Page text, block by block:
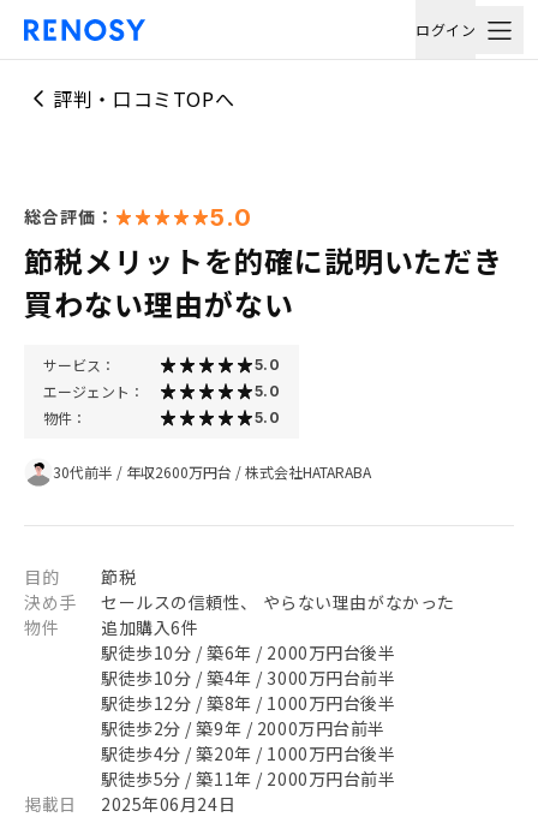
ログイン
評判・口コミTOPへ
総合評価： 5.0
節税メリットを的確に説明いただき
買わない理由がない
サービス： 5.0
エージェント： 5.0
物件： 5.0
30代前半 / 年収2600万円台 /株式会社HATARABA
目的
節税
決め手
セールスの信頼性、 やらない理由がなかった
物件
追加購入6件
駅徒歩10分 / 築6年 / 2000万円台後半
駅徒歩10分 / 築4年 / 3000万円台前半
駅徒歩12分 / 築8年 / 1000万円台後半
駅徒歩2分 / 築9年 / 2000万円台前半
駅徒歩4分 / 築20年 / 1000万円台後半
駅徒歩5分 / 築11年 / 2000万円台前半
掲載日
2025年06月24日